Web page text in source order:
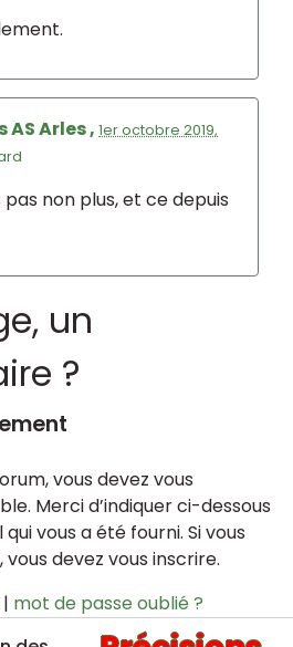
AS Arles , 1er octobre 2019,
pas non plus, et ce depuis
un
?
vous devez vous
Merci d’indiquer ci-dessous
vous a été fourni. Si vous
devez vous inscrire.
| mot de passe oublié ?